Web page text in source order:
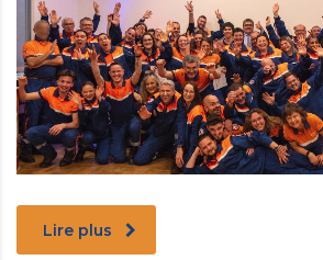
Lire plus